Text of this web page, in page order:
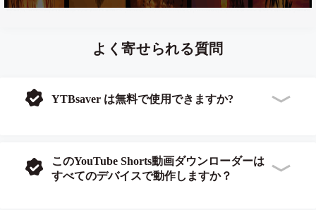
よく寄せられる質問
YTBsaver は無料で使用できますか?
このYouTube Shorts動画ダウンローダーは
すべてのデバイスで動作しますか？